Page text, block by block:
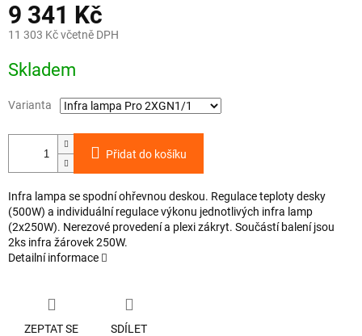
9 341 Kč
11 303 Kč včetně DPH
cena:
Skladem
Varianta
Přidat do košíku
Infra lampa se spodní ohřevnou deskou. Regulace teploty desky
(500W) a individuální regulace výkonu jednotlivých infra lamp
(2x250W). Nerezové provedení a plexi zákryt. Součástí balení jsou
2ks infra žárovek 250W.
Detailní informace
ZEPTAT SE SDÍLET